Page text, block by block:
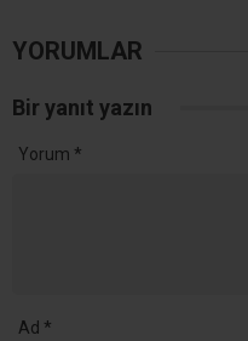
YORUMLAR
Bir yanıt yazın
Yorum *
Ad *